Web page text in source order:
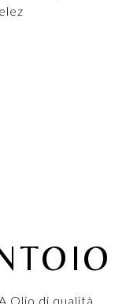
Olio di qualità